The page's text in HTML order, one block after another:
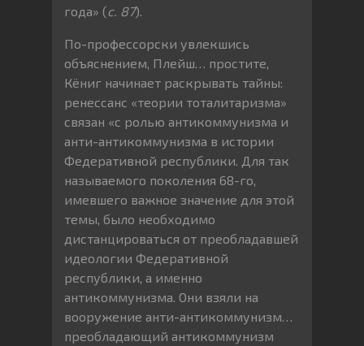
года» (с. 87).
По-профессорски увлекшись
объяснением, Плейш… простите,
Кёниг начинает раскрывать тайны:
ренессанс «теории тоталитаризма»
связан «с ролью антикоммунизма и
анти-антикоммунизма в истории
Федеративной республики. Для так
называемого поколения 68-го,
имевшего важное значение для этой
темы, было необходимо
дистанцироваться от преобладавшей
идеологии Федеративной
республики, а именно
антикоммунизма. Они взяли на
вооружение анти-антикоммунизм…
преобладающий антикоммунизм